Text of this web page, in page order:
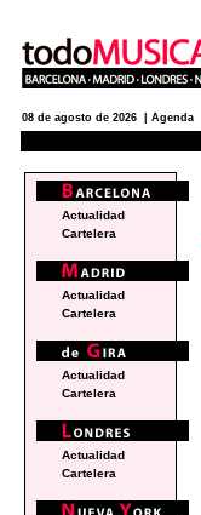
08 de agosto de 2026 | Agenda
Actualidad
Cartelera
Actualidad
Cartelera
Actualidad
Cartelera
Actualidad
Cartelera